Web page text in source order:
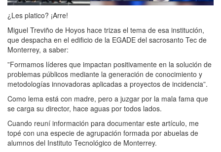
¿Les platico? ¡Arre!
Miguel Treviño de Hoyos hace trizas el tema de esa institución,
que despacha en el edificio de la EGADE del sacrosanto Tec de
Monterrey, a saber:
”Formamos líderes que impactan positivamente en la solución de
problemas públicos mediante la generación de conocimiento y
metodologías innovadoras aplicadas a proyectos de incidencia”.
Como lema está con madre, pero a juzgar por la mala fama que
se carga su director, hace aguas por todos lados.
Cuando reuní información para documentar este artículo, me
topé con una especie de agrupación formada por abuelas de
alumnos del Instituto Tecnológico de Monterrey.